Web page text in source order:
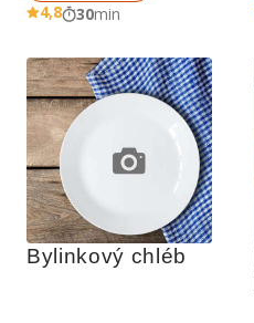
4,8 30min
Bylinkový chléb